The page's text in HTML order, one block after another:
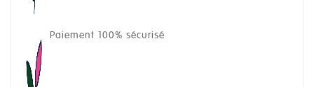
Paiement 100% sécurisé